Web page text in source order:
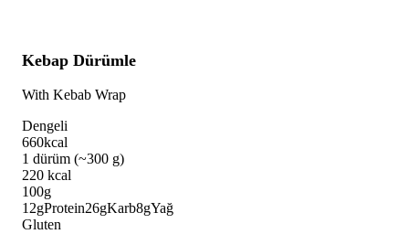
Kebap Dürümle
With Kebab Wrap
Dengeli
660kcal
1 dürüm (~300 g)
220 kcal
100g
12gProtein26gKarb8gYağ
Gluten